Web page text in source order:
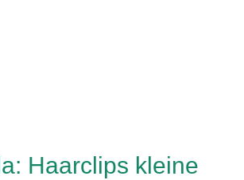
Haarclips kleine